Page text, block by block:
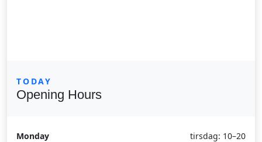
TODAY
Opening Hours
Monday
tirsdag: 10–20